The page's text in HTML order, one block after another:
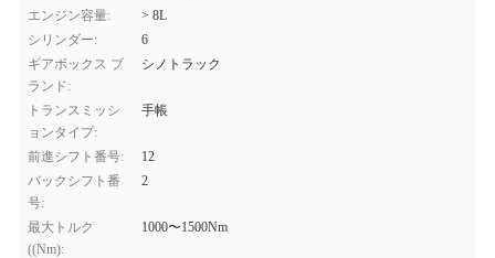
エンジン容量:
> 8L
シリンダー:
6
ギアボックス ブ
ランド:
シノトラック
トランスミッシ
ョンタイプ:
手帳
前進シフト番号:
12
バックシフト番
号:
2
最大トルク
((Nm):
1000〜1500Nm